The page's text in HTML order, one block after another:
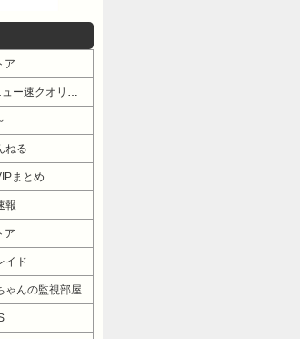
ア
【2ch】ニュー速クオリティ
ねる
まとめ
報
ア
イド
ゃんの監視部屋